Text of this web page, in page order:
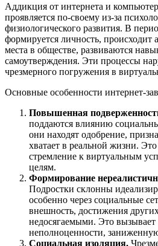
Аддикция от интернета и
проявляется по-своему из-за
физиологического развития. В
формируется личность, происходит
места в обществе, развиваются
самоутверждения. Эти процессы
чрезмерного погружения в
Основные особенности интернет-
Повышенная
поддаются влиянию
они находят одобрение,
хватает в реальной жизни.
стремление к виртуальным
целям.
Формирование
Подростки склонны
особенно через социальные
внешность, достижения
недосягаемыми. Это вызывает
неполноценности,
Социальная изоляция.